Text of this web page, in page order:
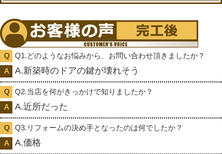
Q1.どのようなお悩みから、お問い合わせ頂きましたか？
A.新築時のドアの鍵が壊れそう
Q2.当店を何がきっかけで知りましたか？
A.近所だった
Q3.リフォームの決め手となったのは何でしたか？
A.価格